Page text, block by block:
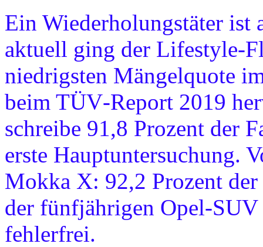
Ein Wiederholungstäter ist
aktuell ging der Lifestyle-
niedrigsten Mängelquote
beim TÜV‑Report 2019
schreibe 91,8 Prozent der
erste Hauptuntersuchung.
Mokka X: 92,2 Prozent
der fünfjährigen Opel-
fehlerfrei.